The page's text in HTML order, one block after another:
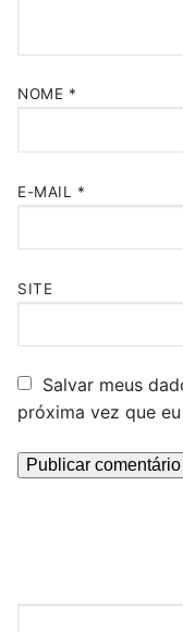
NOME *
E-MAIL *
SITE
Salvar meus
próxima vez que